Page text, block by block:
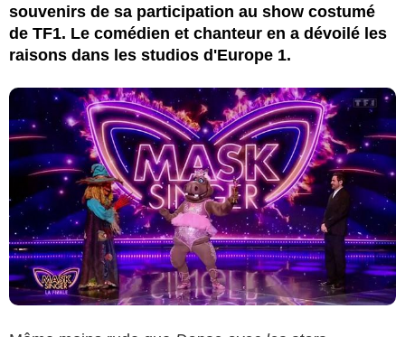
souvenirs de sa participation au show costumé
de TF1. Le comédien et chanteur en a dévoilé les
raisons dans les studios d'Europe 1.